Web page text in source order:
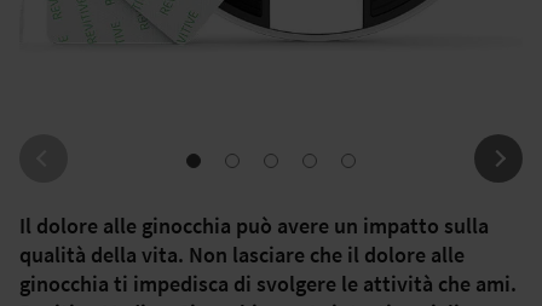
Il dolore alle ginocchia può avere un impatto sulla
qualità della vita. Non lasciare che il dolore alle
ginocchia ti impedisca di svolgere le attività che ami.